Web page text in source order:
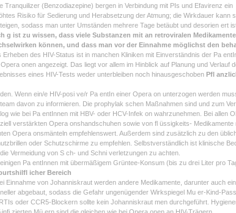
Tranquilizer (Benzodiazepine) bergen in Verbindung mit PIs und Efavirenz ein
Risiko für Sedierung und Herabsetzung der Atmung; die Wirkdauer kann
sodass man unter Umständen mehrere Tage betäubt und desorien ert
g ist zu wissen, dass viele Substanzen mit an retroviralen
können, und dass man vor der Einnahme möglichst den
Erheben des HIV-Status ist in manchen Kliniken mit Einverständnis der Pa
onen angezeigt. Das liegt vor allem im Hinblick auf Planung und
eines HIV-Tests weder unterbleiben noch hinausgeschoben Pfl
Wenn ein/e HIV-posi ve/r Pa entIn einer Opera on unterzogen werden
davon zu informieren. Die prophylak schen Maßnahmen sind und zum
wie bei Pa entInnen mit HBV- oder HCV-Infek on wahrzunehmen. Bei
verstärkten Opera onshandschuhen sowie von fl üssigkeits- Medikamente
Opera onsmänteln empfehlenswert. Außerdem sind zusätzlich zu den
oder Schutzschirme zu empfehlen. Selbstverständlich ist klinische
Vermeidung von S ch- und Schni verletzungen zu achten.
Pa entInnen mit übermäßigem Grüntee-Konsum (bis zu drei Liter pro
icher Bereich
Einnahme von Johanniskraut werden andere Medikamente, darunter auch
abgebaut, sodass die Gefahr ungenügender Wirkspiegel Mu er-Kind-
oder CCR5-Blockern sollte kein Johanniskraut men durchgeführt.